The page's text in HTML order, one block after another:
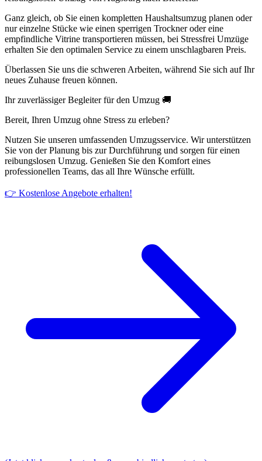
Ganz gleich, ob Sie einen kompletten Haushaltsumzug planen oder
nur einzelne Stücke wie einen sperrigen Trockner oder eine
empfindliche Vitrine transportieren müssen, bei Stressfrei Umzüge
erhalten Sie den optimalen Service zu einem unschlagbaren Preis.
Überlassen Sie uns die schweren Arbeiten, während Sie sich auf Ihr
neues Zuhause freuen können.
Ihr zuverlässiger Begleiter für den Umzug 🚚
Bereit, Ihren Umzug ohne Stress zu erleben?
Nutzen Sie unseren umfassenden Umzugsservice. Wir unterstützen
Sie von der Planung bis zur Durchführung und sorgen für einen
reibungslosen Umzug. Genießen Sie den Komfort eines
professionellen Teams, das all Ihre Wünsche erfüllt.
👉 Kostenlose Angebote erhalten!